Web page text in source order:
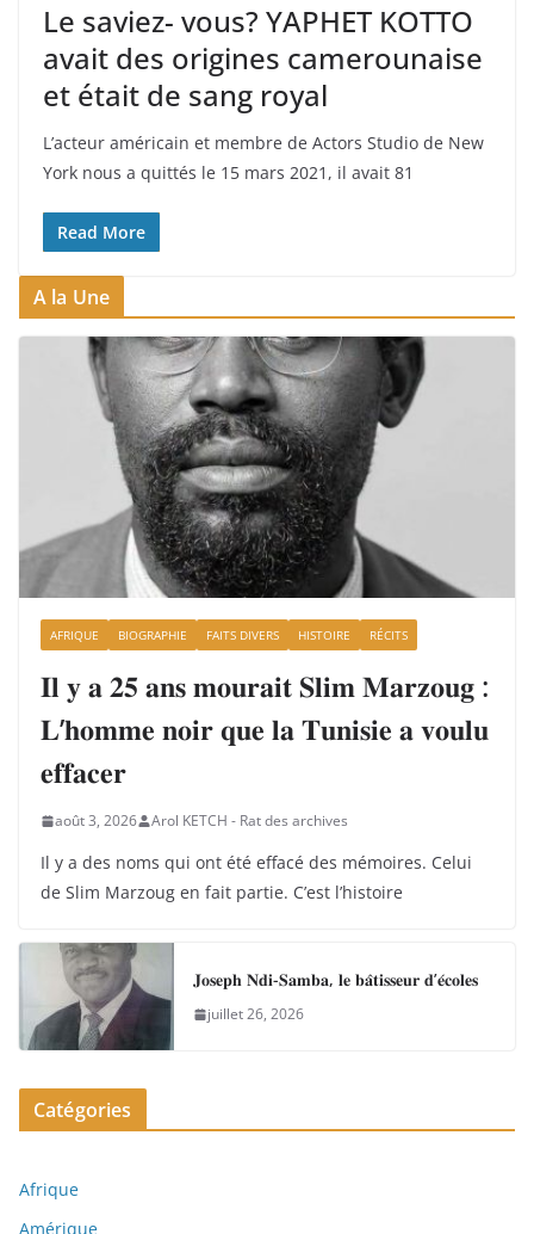
Le saviez- vous? YAPHET KOTTO
avait des origines camerounaise
et était de sang royal
L’acteur américain et membre de Actors Studio de New
York nous a quittés le 15 mars 2021, il avait 81
Read More
A la Une
AFRIQUE BIOGRAPHIE FAITS DIVERS HISTOIRE RÉCITS
𝐈𝐥 𝐲 𝐚 𝟐𝟓 𝐚𝐧𝐬 𝐦𝐨𝐮𝐫𝐚𝐢𝐭 𝐒𝐥𝐢𝐦 𝐌𝐚𝐫𝐳𝐨𝐮𝐠 :
𝐋’𝐡𝐨𝐦𝐦𝐞 𝐧𝐨𝐢𝐫 𝐪𝐮𝐞 𝐥𝐚 𝐓𝐮𝐧𝐢𝐬𝐢𝐞 𝐚 𝐯𝐨𝐮𝐥𝐮
𝐞𝐟𝐟𝐚𝐜𝐞𝐫
août 3, 2026 Arol KETCH - Rat des archives
Il y a des noms qui ont été effacé des mémoires. Celui
de Slim Marzoug en fait partie. C’est l’histoire
𝐉𝐨𝐬𝐞𝐩𝐡 𝐍𝐝𝐢-𝐒𝐚𝐦𝐛𝐚, 𝐥𝐞 𝐛𝐚̂𝐭𝐢𝐬𝐬𝐞𝐮𝐫 𝐝’𝐞́𝐜𝐨𝐥𝐞𝐬
juillet 26, 2026
Catégories
Afrique
Amérique